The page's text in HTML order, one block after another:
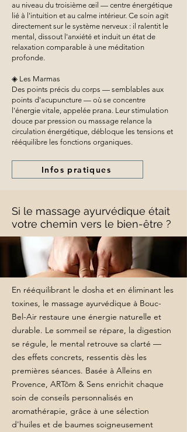
au niveau du troisième œil — centre énergétique
lié à l'intuition et au calme intérieur. Ce soin agit
directement sur le système nerveux : il ralentit le
mental, dissout l'anxiété et induit un état de
relaxation comparable à une méditation
profonde.
◈ Les Marmas
Des points précis du corps — semblables aux
points d'acupuncture — où se concentre
l'énergie vitale, appelée prana. Leur stimulation
douce par pression ou massage relance la
circulation énergétique, débloque les tensions et
rééquilibre les fonctions organiques.
Infos pratiques
Si le massage ayurvédique était
votre chemin vers le bien-être ?
En rééquilibrant le dosha et en éliminant les
toxines, le massage ayurvédique à Bouc-
Bel-Air restaure une énergie naturelle et
durable. Le sommeil se répare, la digestion
se régule, le mental retrouve sa clarté —
des effets concrets, ressentis dès les
premières séances. Basée à Alleins en
Provence, ARTôm & Sens enrichit chaque
soin de conseils personnalisés en
aromathérapie, grâce à une sélection
d'huiles et de baumes soigneusement